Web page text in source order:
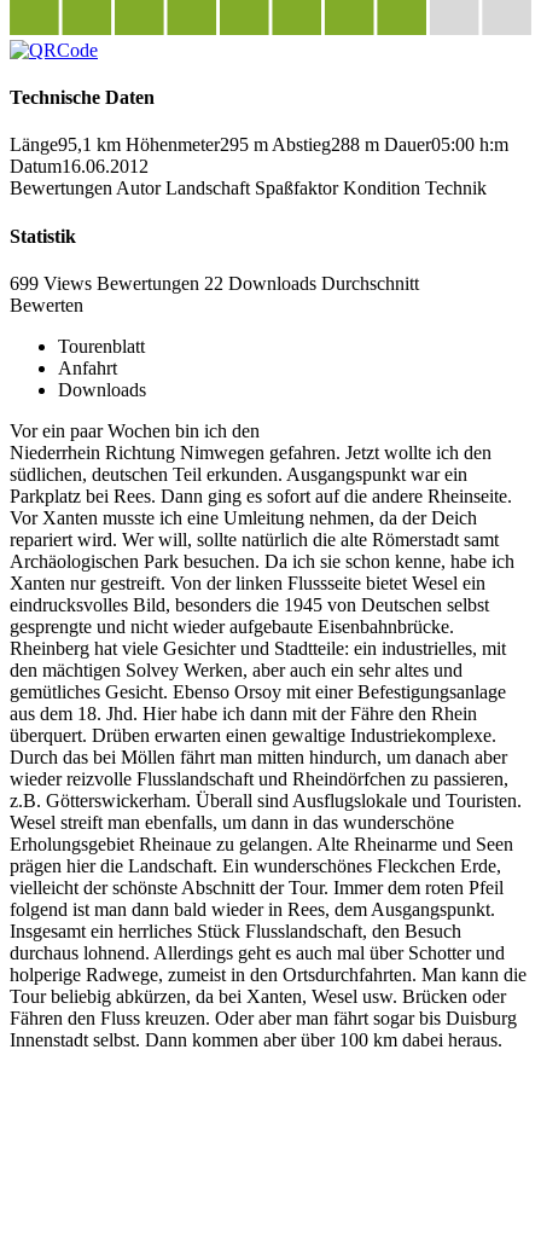
Technische Daten
Länge95,1 km Höhenmeter295 m Abstieg288 m Dauer05:00 h:m
Datum16.06.2012
Bewertungen Autor Landschaft Spaßfaktor Kondition Technik
Statistik
699 Views Bewertungen 22 Downloads Durchschnitt
Bewerten
Tourenblatt
Anfahrt
Downloads
Vor ein paar Wochen bin ich den
Niederrhein Richtung Nimwegen gefahren. Jetzt wollte ich den
südlichen, deutschen Teil erkunden. Ausgangspunkt war ein
Parkplatz bei Rees. Dann ging es sofort auf die andere Rheinseite.
Vor Xanten musste ich eine Umleitung nehmen, da der Deich
repariert wird. Wer will, sollte natürlich die alte Römerstadt samt
Archäologischen Park besuchen. Da ich sie schon kenne, habe ich
Xanten nur gestreift. Von der linken Flussseite bietet Wesel ein
eindrucksvolles Bild, besonders die 1945 von Deutschen selbst
gesprengte und nicht wieder aufgebaute Eisenbahnbrücke.
Rheinberg hat viele Gesichter und Stadtteile: ein industrielles, mit
den mächtigen Solvey Werken, aber auch ein sehr altes und
gemütliches Gesicht. Ebenso Orsoy mit einer Befestigungsanlage
aus dem 18. Jhd. Hier habe ich dann mit der Fähre den Rhein
überquert. Drüben erwarten einen gewaltige Industriekomplexe.
Durch das bei Möllen fährt man mitten hindurch, um danach aber
wieder reizvolle Flusslandschaft und Rheindörfchen zu passieren,
z.B. Götterswickerham. Überall sind Ausflugslokale und Touristen.
Wesel streift man ebenfalls, um dann in das wunderschöne
Erholungsgebiet Rheinaue zu gelangen. Alte Rheinarme und Seen
prägen hier die Landschaft. Ein wunderschönes Fleckchen Erde,
vielleicht der schönste Abschnitt der Tour. Immer dem roten Pfeil
folgend ist man dann bald wieder in Rees, dem Ausgangspunkt.
Insgesamt ein herrliches Stück Flusslandschaft, den Besuch
durchaus lohnend. Allerdings geht es auch mal über Schotter und
holperige Radwege, zumeist in den Ortsdurchfahrten. Man kann die
Tour beliebig abkürzen, da bei Xanten, Wesel usw. Brücken oder
Fähren den Fluss kreuzen. Oder aber man fährt sogar bis Duisburg
Innenstadt selbst. Dann kommen aber über 100 km dabei heraus.